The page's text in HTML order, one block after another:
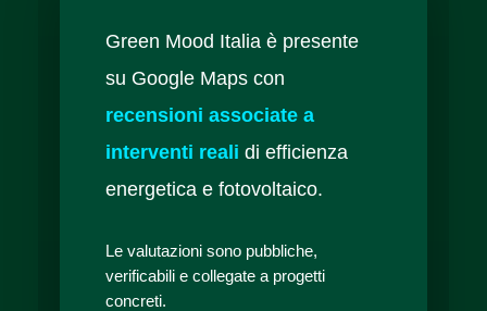
Green Mood Italia è presente
su Google Maps con
recensioni associate a
interventi reali di efficienza
energetica e fotovoltaico.
Le valutazioni sono pubbliche,
verificabili e collegate a progetti
concreti.